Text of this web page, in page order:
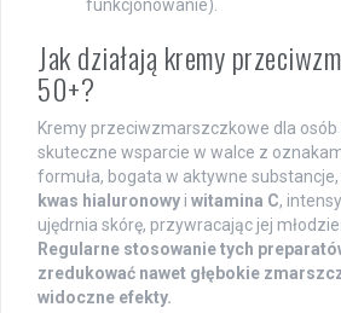
funkcjonowanie).
Jak działają kremy
50+?
Kremy przeciwzmarszczkowe dla
skuteczne wsparcie w walce z
formuła, bogata w aktywne
kwas hialuronowy i witamina C,
ujędrnia skórę, przywracając jej
Regularne stosowanie tych
zredukować nawet głębokie
widoczne efekty.